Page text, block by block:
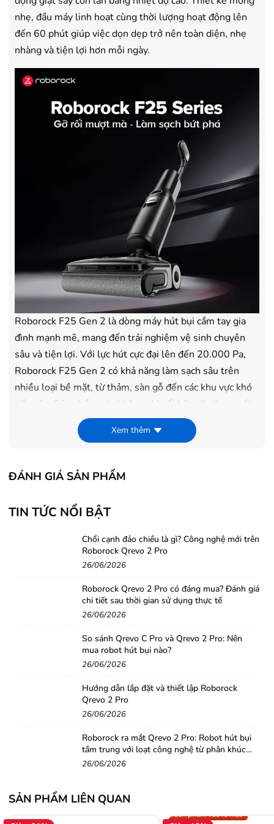
- Bảo hành 24 tháng chính hãng - Bảo hành 36 tháng
nhẹ, đầu máy linh hoạt cùng thời lượng hoạt động lên
đến 60 phút giúp việc dọn dẹp trở nên toàn diện, nhẹ
nhàng và tiện lợi hơn mỗi ngày.
Roborock F25 Gen 2 là dòng máy hút bụi cầm tay gia
đình mạnh mẽ, mang đến trải nghiệm vệ sinh chuyên
sâu và tiện lợi. Với lực hút cực đại lên đến 20.000 Pa,
Roborock F25 Gen 2 có khả năng làm sạch sâu trên
nhiều loại bề mặt, từ thảm, sàn gỗ đến các khu vực khó
tiếp cận. Sản phẩm này không chỉ nổi bật với công suất
hút mạnh mà còn sở hữu những tính năng cao cấp như:
- Đầu bàn chải xoay 70°: Giúp nhanh chóng loại bỏ các
vết bẩn cứng đầu và tăng hiệu quả làm sạch.
- Giặt giẻ bằng nước nóng 90°C: Đảm bảo khả năng loại
bỏ vi khuẩn, ngăn chặn sự phát triển của nấm mốc và
giảm thiểu nguy cơ bị bỏng so với việc giặt bằng tay.
Ưu Điểm Vượt Trội Của Roborock F25 Gen 2
- Dung tích bình chứa nước sạch lớn: Với dung tích
gian dài mà không cần đổ nước thường xuyên. Ngoài ra,
hệ thống phun nước với 32 lỗ giúp phân phối nước đều
- Thiết kế tiện dụng và hiệu quả: Kết hợp giữa hiệu suất
và tính tiện lợi, Roborock F25 Gen 2 là lựa chọn lý
Xem thêm
ĐÁNH GIÁ SẢN PHẨM
TIN TỨC NỔI BẬT
Chổi cạnh đảo chiều là gì? Công nghệ mới trên
Roborock Qrevo 2 Pro
26/06/2026
Roborock Qrevo 2 Pro có đáng mua? Đánh giá
chi tiết sau thời gian sử dụng thực tế
26/06/2026
So sánh Qrevo C Pro và Qrevo 2 Pro: Nên
mua robot hút bụi nào?
26/06/2026
Hướng dẫn lắp đặt và thiết lập Roborock
Qrevo 2 Pro
26/06/2026
Roborock ra mắt Qrevo 2 Pro: Robot hút bụi
tầm trung với loạt công nghệ từ phân khúc
cao cấp
26/06/2026
SẢN PHẨM LIÊN QUAN
Sản phẩm vừa ra mắt